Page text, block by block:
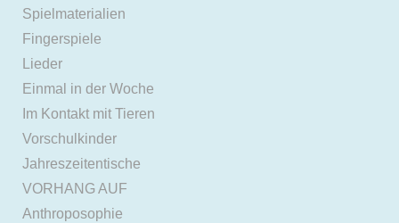
Spielmaterialien
Fingerspiele
Lieder
Einmal in der Woche
Im Kontakt mit Tieren
Vorschulkinder
Jahreszeitentische
VORHANG AUF
Anthroposophie